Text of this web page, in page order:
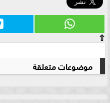
⇧
موضوعات متعلقة